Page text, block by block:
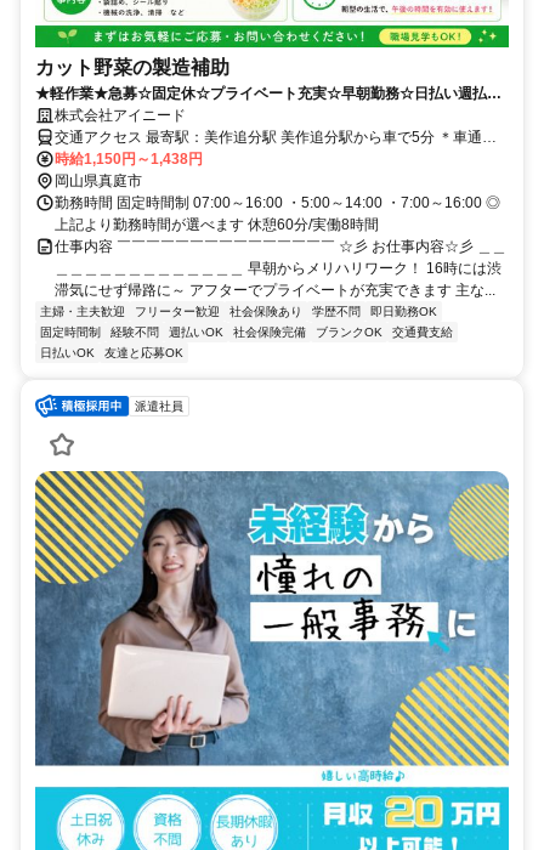
カット野菜の製造補助
★軽作業★急募☆固定休☆プライベート充実☆早朝勤務☆日払い週払い
可能☆未経験OK
株式会社アイニード
交通アクセス 最寄駅：美作追分駅 美作追分駅から車で5分 ＊車通勤
OK,転勤なし,バイク通勤OK
時給1,150円～1,438円
岡山県真庭市
勤務時間 固定時間制 07:00～16:00 ・5:00～14:00 ・7:00～16:00 ◎
上記より勤務時間が選べます 休憩60分/実働8時間
仕事内容 ￣￣￣￣￣￣￣￣￣￣￣￣￣￣￣ ☆彡 お仕事内容☆彡 ＿＿
＿＿＿＿＿＿＿＿＿＿＿＿＿ 早朝からメリハリワーク！ 16時には渋
滞気にせず帰路に～ アフターでプライベートが充実できます 主な...
主婦・主夫歓迎 フリーター歓迎 社会保険あり 学歴不問
即日勤務OK
固定時間制
経験不問 週払いOK 社会保険完備 ブランクOK
交通費支給
日払いOK
友達と応募OK
派遣社員